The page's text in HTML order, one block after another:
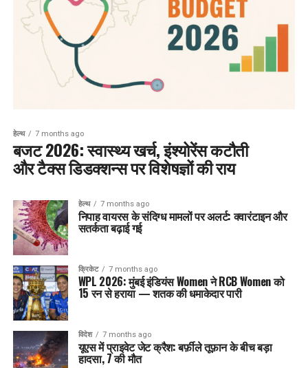
हेल्थ 7 months ago
बजट 2026: स्वास्थ्य खर्च, इंश्योरेंस कटौती
और टैक्स डिडक्शन्स पर विशेषज्ञों की राय
हेल्थ 7 months ago
निपाह वायरस के संदिग्ध मामलों पर अलर्ट: क्वारंटाइन और
सतर्कता बढ़ाई गई
क्रिकेट 7 months ago
WPL 2026: मुंबई इंडियंस Women ने RCB Women को
15 रन से हराया — शतक की धमाकेदार पारी
विदेश 7 months ago
यूएस में प्राइवेट जेट क्रैश: बर्फ़ीले तूफ़ान के बीच बड़ा
हादसा, 7 की मौत